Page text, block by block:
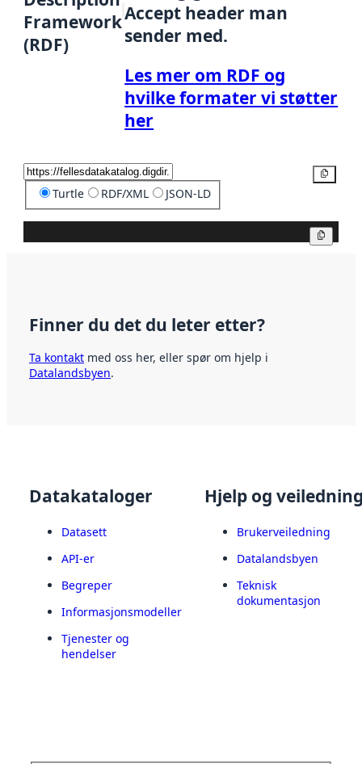
Framework
(RDF)
Accept header man
sender med.
Les mer om RDF og
hvilke formater vi støtter
her
Turtle RDF/XML JSON-LD
Finner du det du leter etter?
Ta kontakt med oss her, eller spør om hjelp i
Datalandsbyen.
Datakataloger
Datasett
API-er
Begreper
Informasjonsmodeller
Tjenester og
hendelser
Hjelp og
Brukerveiledning
Datalandsbyen
Teknisk
dokumentasjon